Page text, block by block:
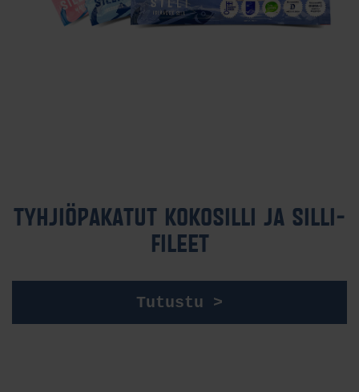
TYH­JIÖ­PA­KA­TUT KO­KO­SIL­LI JA SIL­LI­
FI­LEET
Tutustu >